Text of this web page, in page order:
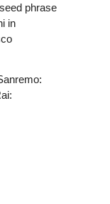
phrase
in